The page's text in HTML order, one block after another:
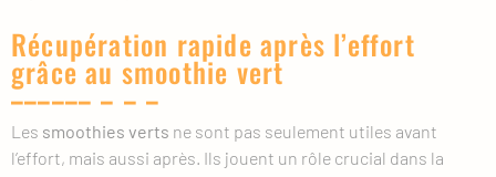
Récupération rapide après l’effort
grâce au smoothie vert
Les smoothies verts ne sont pas seulement utiles avant
l’effort, mais aussi après. Ils jouent un rôle crucial dans la